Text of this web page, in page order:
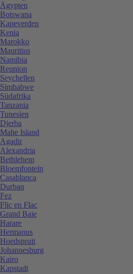
Ägypten
Botswana
Kapeverden
Kenia
Marokko
Mauritius
Namibia
Reunion
Seychellen
Simbabwe
Südafrika
Tanzania
Tunesien
Djerba
Mahe Island
Agadir
Alexandria
Bethlehem
Bloemfontein
Casablanca
Durban
Fez
Flic en Flac
Grand Baie
Harare
Hermanus
Hoedspruit
Johannesburg
Kairo
Kapstadt